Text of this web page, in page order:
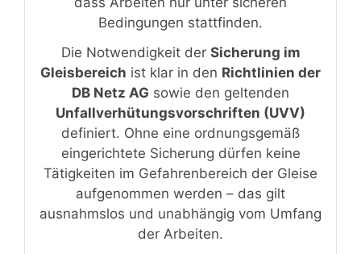
Bedingungen stattfinden.
Die Notwendigkeit der Sicherung im
Gleisbereich ist klar in den Richtlinien der
DB Netz AG sowie den geltenden
Unfallverhütungsvorschriften (UVV)
definiert. Ohne eine ordnungsgemäß
eingerichtete Sicherung dürfen keine
Tätigkeiten im Gefahrenbereich der Gleise
aufgenommen werden – das gilt
ausnahmslos und unabhängig vom Umfang
der Arbeiten.